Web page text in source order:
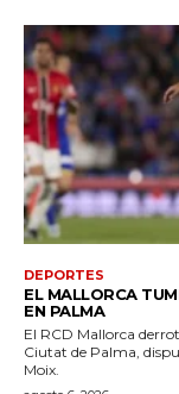
DEPORTES
EL MALLORCA
EN PALMA
El RCD Mallorca
Ciutat de Palma,
Moix.